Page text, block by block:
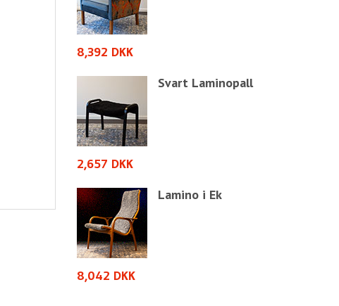
8,392 DKK
Svart Laminopall
2,657 DKK
Lamino i Ek
8,042 DKK